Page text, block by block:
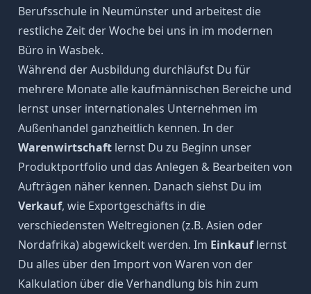
Berufsschule in Neumünster und arbeitest die
restliche Zeit der Woche bei uns in im modernen
Büro in Wasbek.
Während der Ausbildung durchläufst Du für
mehrere Monate alle kaufmännischen Bereiche und
lernst unser internationales Unternehmen im
Außenhandel ganzheitlich kennen. In der
Warenwirtschaftlernst Du zu Beginn unser
Produktportfolio und das Anlegen & Bearbeiten von
Aufträgen näher kennen. Danach siehst Du im
Verkauf, wie Exportgeschäfts in die
verschiedensten Weltregionen (z.B. Asien oder
Nordafrika) abgewickelt werden. Im Einkauflernst
Du alles über den Import von Waren von der
Kalkulation über die Verhandlung bis hin zum